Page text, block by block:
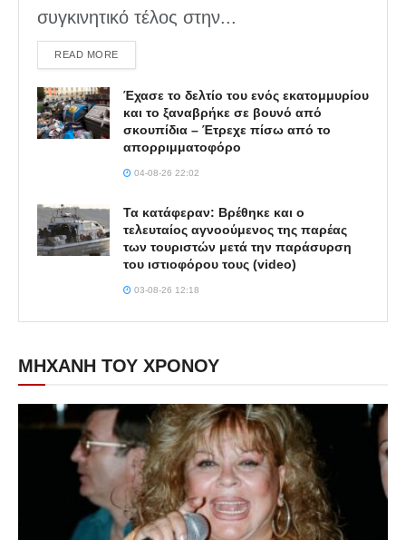
συγκινητικό τέλος στην...
READ MOREDETAILS
Έχασε το δελτίο του ενός εκατομμυρίου
και το ξαναβρήκε σε βουνό από
σκουπίδια – Έτρεχε πίσω από το
απορριμματοφόρο
04-08-26 22:02
Τα κατάφεραν: Βρέθηκε και ο
τελευταίος αγνοούμενος της παρέας
των τουριστών μετά την παράσυρση
του ιστιοφόρου τους (video)
03-08-26 12:18
ΜΗΧΑΝΗ ΤΟΥ ΧΡΟΝΟΥ